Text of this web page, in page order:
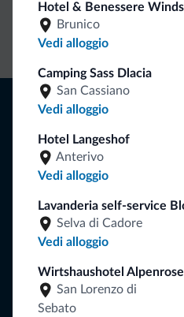
Hotel & Benessere
Brunico
Vedi alloggio
Camping Sass Dlacia
San Cassiano
Vedi alloggio
Hotel Langeshof
Anterivo
Vedi alloggio
Lavanderia self-service
Selva di Cadore
Vedi alloggio
Wirtshaushotel Alpenrose
San Lorenzo di
Sebato
Contatto
diretto
Tariffe
Segui
Consigli
Riceverai informazioni,
ISCRIVITI ALLA